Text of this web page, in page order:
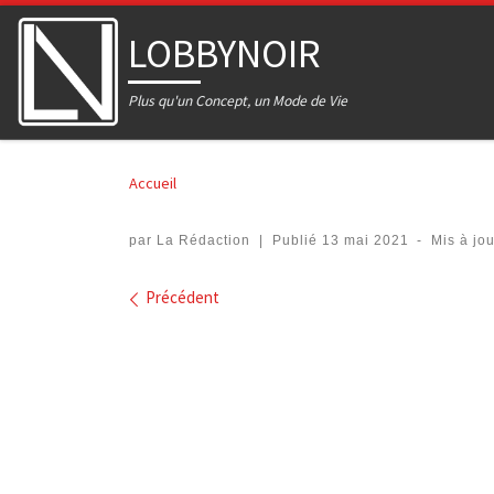
Skip to content LOBBYNOIR
Plus qu'un Concept, un Mode de Vie
Accueil
par La Rédaction Publié 13 mai 2021 - Mis à
Navigation dans les
Précédent